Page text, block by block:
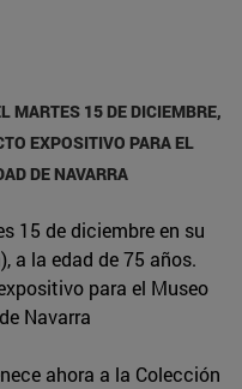
MARTES 15 DE DICIEMBRE,
EXPOSITIVO PARA EL
DE NAVARRA
15 de diciembre en su
a la edad de 75 años.
para el Museo
Navarra
ahora a la Colección